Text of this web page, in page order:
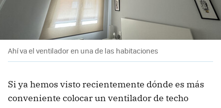
Ahí va el ventilador en una de las habitaciones
Si ya hemos visto recientemente dónde es más
conveniente colocar un ventilador de techo